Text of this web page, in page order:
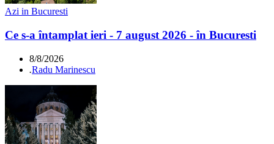
Azi in Bucuresti
Ce s-a întamplat ieri - 7 august 2026 - în Bucuresti
8/8/2026
.Radu Marinescu